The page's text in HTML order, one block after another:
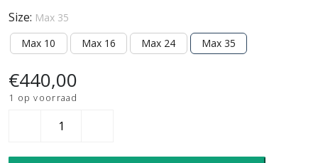
Size: Max 35
Max 10
Max 16 Max 24 Max 35
€440,00
1 op voorraad